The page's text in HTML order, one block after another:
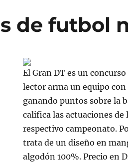
de futbol
El Gran DT es un
lector arma un equipo
ganando puntos sobre la
califica las actuaciones
respectivo campeonato.
trata de un diseño en
algodón 100%. Precio en